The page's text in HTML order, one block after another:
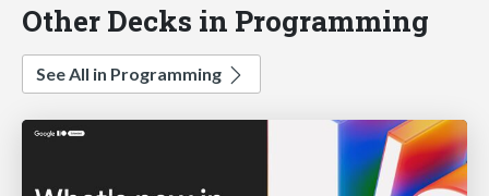
Other Decks in Programming
See All in Programming